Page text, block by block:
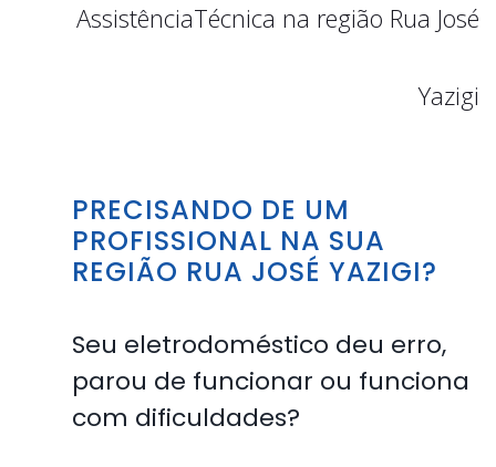
AssistênciaTécnica na região Rua José
Yazigi
PRECISANDO DE UM
PROFISSIONAL NA SUA
REGIÃO RUA JOSÉ YAZIGI?
Seu eletrodoméstico deu erro,
parou de funcionar ou funciona
com dificuldades?